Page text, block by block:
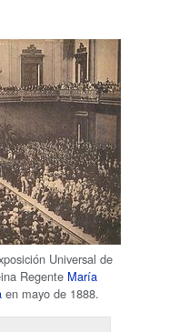
Universal de
Regente María
en mayo de 1888.